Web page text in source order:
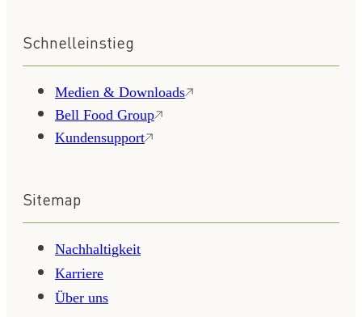
Schnelleinstieg
Medien & Downloads
Bell Food Group
Kundensupport
Sitemap
Nachhaltigkeit
Karriere
Über uns